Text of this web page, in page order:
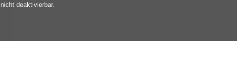
nicht deaktivierbar.